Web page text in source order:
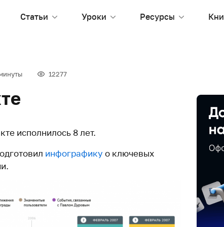
Статьи Уроки Ресурсы
12277
исполнилось 8 лет.
инфографику о ключевых